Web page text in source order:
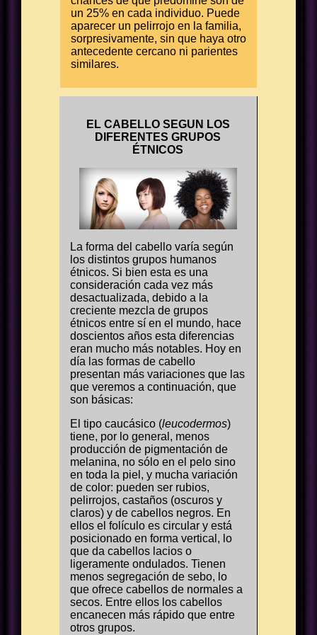
un 25% en cada individuo. Puede
aparecer un pelirrojo en la familia,
sorpresivamente, sin que haya otro
antecedente cercano ni parientes
similares.
EL CABELLO SEGUN LOS
DIFERENTES GRUPOS
ÉTNICOS
La forma del cabello varía según
los distintos grupos humanos
étnicos. Si bien esta es una
consideración cada vez más
desactualizada, debido a la
creciente mezcla de grupos
étnicos entre sí en el mundo, hace
doscientos años esta diferencias
eran mucho más notables. Hoy en
día las formas de cabello
presentan más variaciones que las
que veremos a continuación, que
son básicas:
El tipo caucásico (leucodermos)
tiene, por lo general, menos
producción de pigmentación de
melanina, no sólo en el pelo sino
en toda la piel, y mucha variación
de color: pueden ser rubios,
pelirrojos, castaños (oscuros y
claros) y de cabellos negros. En
ellos el folículo es circular y está
posicionado en forma vertical, lo
que da cabellos lacios o
ligeramente ondulados. Tienen
menos segregación de sebo, lo
que ofrece cabellos de normales a
secos. Entre ellos los cabellos
encanecen más rápido que entre
otros grupos.